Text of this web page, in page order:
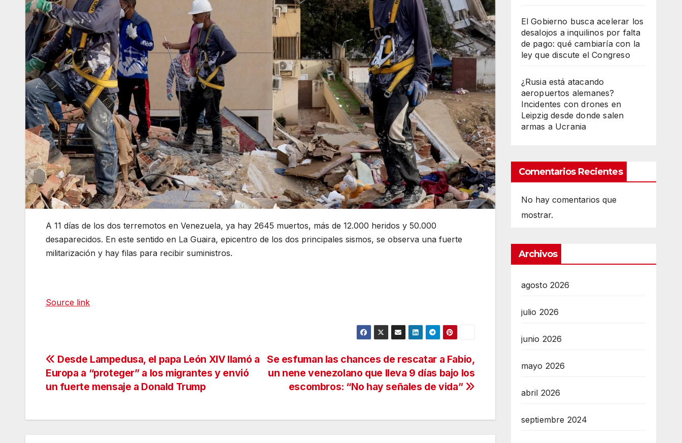
A 11 días de los dos terremotos en Venezuela, ya hay 2645 muertos, más de 12.000 heridos y 50.000
desaparecidos. En este sentido en La Guaira, epicentro de los dos principales sismos, se observa una fuerte
militarización y hay filas para recibir suministros.
Source link
Navegación
de
Se esfuman las chances de rescatar a Fabio,
un nene venezolano que lleva 9 días bajo los
escombros: “No hay señales de vida”
Desde Lampedusa, el papa León XIV llamó a
Europa a “proteger” a los migrantes y envió
un fuerte mensaje a Donald Trump
El Gobierno busca acelerar los
desalojos a inquilinos por falta
de pago: qué cambiaría con la
ley que discute el Congreso
¿Rusia está atacando
aeropuertos alemanes?
Incidentes con drones en
Leipzig desde donde salen
armas a Ucrania
Comentarios Recientes
No hay comentarios que
mostrar.
Archivos
agosto 2026
julio 2026
junio 2026
mayo 2026
abril 2026
septiembre 2024